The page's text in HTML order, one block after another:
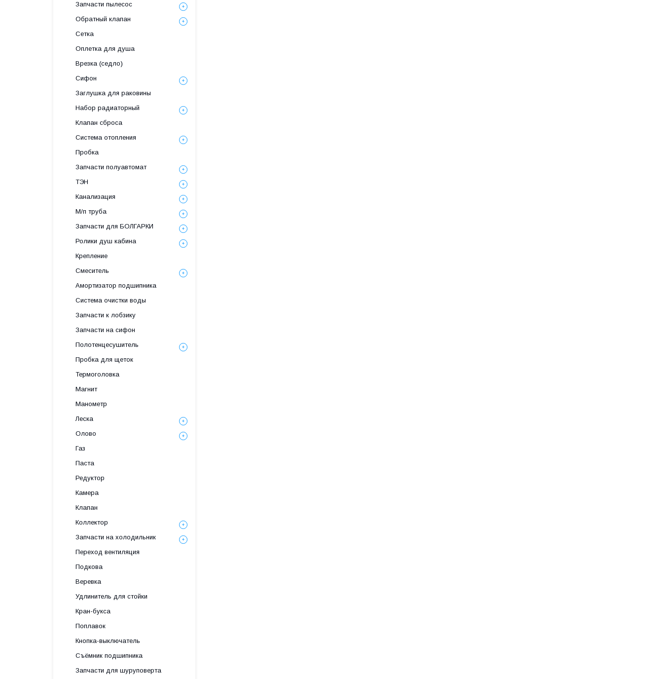
Запчасти пылесос
Обратный клапан
Сетка
Оплетка для душа
Врезка (седло)
Сифон
Заглушка для раковины
Набор радиаторный
Клапан сброса
Система отопления
Пробка
Запчасти полуавтомат
ТЭН
Канализация
М/п труба
Запчасти для БОЛГАРКИ
Ролики душ кабина
Крепление
Смеситель
Амортизатор подшипника
Система очистки воды
Запчасти к лобзику
Запчасти на сифон
Полотенцесушитель
Пробка для щеток
Термоголовка
Магнит
Манометр
Леска
Олово
Газ
Паста
Редуктор
Камера
Клапан
Коллектор
Запчасти на холодильник
Переход вентиляция
Подкова
Веревка
Удлинитель для стойки
Кран-букса
Поплавок
Кнопка-выключатель
Съёмник подшипника
Запчасти для шуруповерта